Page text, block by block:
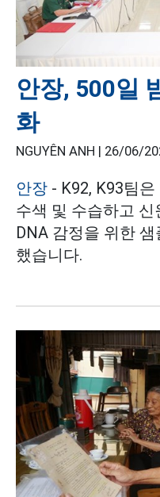
안장, 500일
화
NGUYÊN ANH | 26/06/
안장 - K92, K93팀
수색 및 수습하고
DNA 감정을 위한
했습니다.